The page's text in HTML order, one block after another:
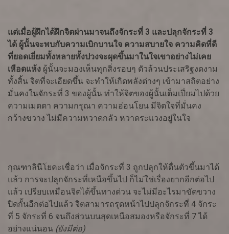
แต่เมื่อผู้ฝึกได้ฝึกจิตผ่านมาจนถึงจักระที่ 3 และปลุกจักระที่ 3
ได้ ผู้นั้นจะพบกับความเบิกบานใจ ความสบายใจ ความคิดที่ดี
ที่ยอดเยี่ยมทั้งหลายทั้งปวงจะผุดขึ้นมาในใจเขาอย่างไม่เคย
เหือดแห้ง ผู้นั้นจะมองเห็นทุกสิ่งรอบๆ ตัวล้วนประเสริฐงดงาม
ทั้งสิ้น จิตที่จะเอียดขึ้น จะทำให้เกิดพลังต่างๆ เข้ามาสถิตอย่าง
มั่นคงในจักระที่ 3 ของผู้นั้น ทำให้จิตของผู้นั้นเต็มเปี่ยมไปด้วย
ความเมตตา ความกรุณา ความอ่อนโยน มีจิตใจที่มั่นคง
กว้างขวาง ไม่มีความหวาดกลัว หวาดระแวงอยู่ในใจ
กุณฑาลินีโยคะเชื่อว่า เมื่อจักระที่ 3 ถูกปลุกให้ตื่นตัวขึ้นมาได้
แล้ว การจะปลุกจักระที่เหนือขึ้นไป ก็ไม่ใช่เรื่องยากอีกต่อไป
แล้ว เปรียบเหมือนจิตได้ขึ้นทางด่วน จะไม่มีอะไรมาขัดขวาง
ปิดกั้นอีกต่อไปแล้ว จิตสามารถรุดหน้าไปปลุกจักระที่ 4 จักระ
ที่ 5 จักระที่ 6 จนถึงส่วนบนสุดเหนือสมองหรือจักระที่ 7 ได้
อย่างแน่นอน (ยังมีต่อ)